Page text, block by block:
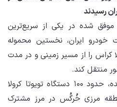
رسیدند
شده در یکی از سریع‌ترین
ایران، نخستین محموله
کراس را از مسیر زمینی و در مدت
منتقل کند.
بر اساس اطلاعات به‌دست‌آمده، حدود ۱۰۰ دستگاه تویوتا کرولا
مرزی خُرگُس در مرز مشترک